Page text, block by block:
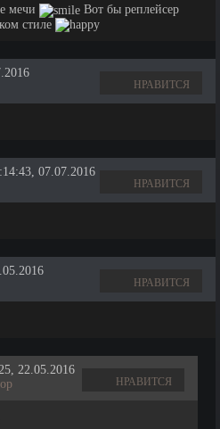
мечи
Вот бы реплейсер
стиле
НРАВИТСЯ
07.07.2016
НРАВИТСЯ
НРАВИТСЯ
22.05.2016
НРАВИТСЯ